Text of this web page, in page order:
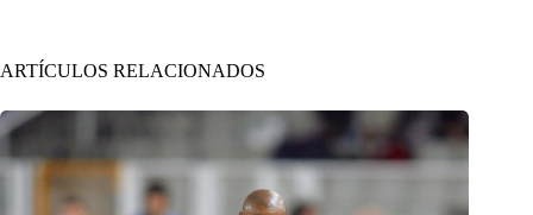
ARTÍCULOS RELACIONADOS